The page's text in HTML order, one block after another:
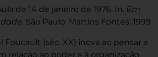
de 14 de janeiro de 1976. In. Em
. São Paulo: Martins Fontes. 1999
Foucault (séc. XX) inova ao pensar a
relação ao poder e à organização